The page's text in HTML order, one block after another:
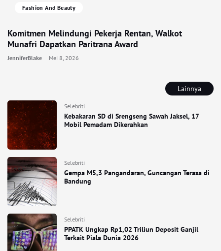
Lainnya
Selebriti
Kebakaran SD di Srengseng Sawah Jaksel, 17
Mobil Pemadam Dikerahkan
Selebriti
Gempa M5,3 Pangandaran, Guncangan Terasa di
Bandung
Selebriti
PPATK Ungkap Rp1,02 Triliun Deposit Ganjil
Terkait Piala Dunia 2026
Fashion And Beauty
Komitmen Melindungi Pekerja Rentan, Walkot
Munafri Dapatkan Paritrana Award
JenniferBlake Mei 8, 2026